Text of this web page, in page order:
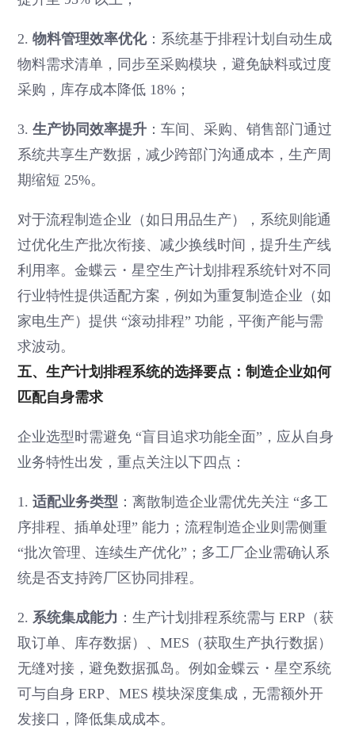
2.物料管理效率优化：系统基于排程计划自动生成
物料需求清单，同步至采购模块，避免缺料或过度
采购，库存成本降低 18%；
3.生产协同效率提升 ：车间、采购、销售部门通过
系统共享生产数据，减少跨部门沟通成本，生产周
期缩短 25%。
对于流程制造企业（如日用品生产），系统则能通
过优化生产批次衔接、减少换线时间，提升生产线
利用率。金蝶云・星空生产计划排程系统针对不同
行业特性提供适配方案，例如为重复制造企业（如
家电生产）提供 “滚动排程” 功能，平衡产能与需
求波动。
五、生产计划排程系统的选择要点：制造企业如何
匹配自身需求
企业选型时需避免 “盲目追求功能全面”，应从自身
业务特性出发，重点关注以下四点：
1.适配业务类型 ：离散制造企业需优先关注 “多工
序排程、插单处理” 能力；流程制造企业则需侧重
“批次管理、连续生产优化”；多工厂企业需确认系
统是否支持跨厂区协同排程。
2. 系统集成能力 ：生产计划排程系统需与 ERP（获
取订单、库存数据）、MES（获取生产执行数据）
无缝对接，避免数据孤岛。例如金蝶云・星空系统
可与自身 ERP、MES 模块深度集成，无需额外开
发接口，降低集成成本。